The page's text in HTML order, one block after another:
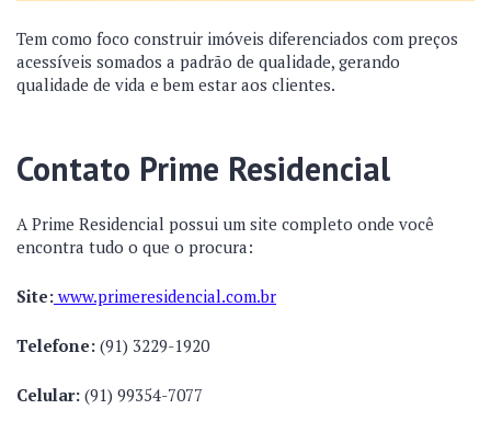
Tem como foco construir imóveis diferenciados com preços
acessíveis somados a padrão de qualidade, gerando
qualidade de vida e bem estar aos clientes.
Contato Prime Residencial
A Prime Residencial possui um site completo onde você
encontra tudo o que o procura:
Site: www.primeresidencial.com.br
Telefone: (91) 3229-1920
Celular: (91) 99354-7077